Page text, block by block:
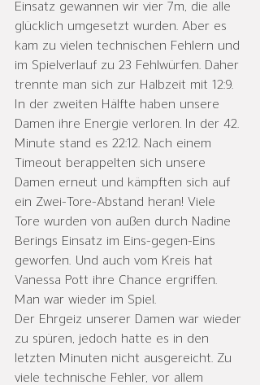
Einsatz gewannen wir vier 7m, die alle
glücklich umgesetzt wurden. Aber es
kam zu vielen technischen Fehlern und
im Spielverlauf zu 23 Fehlwürfen. Daher
trennte man sich zur Halbzeit mit 12:9.
In der zweiten Hälfte haben unsere
Damen ihre Energie verloren. In der 42.
Minute stand es 22:12. Nach einem
Timeout berappelten sich unsere
Damen erneut und kämpften sich auf
ein Zwei-Tore-Abstand heran! Viele
Tore wurden von außen durch Nadine
Berings Einsatz im Eins-gegen-Eins
geworfen. Und auch vom Kreis hat
Vanessa Pott ihre Chance ergriffen.
Man war wieder im Spiel.
Der Ehrgeiz unserer Damen war wieder
zu spüren, jedoch hatte es in den
letzten Minuten nicht ausgereicht. Zu
viele technische Fehler, vor allem